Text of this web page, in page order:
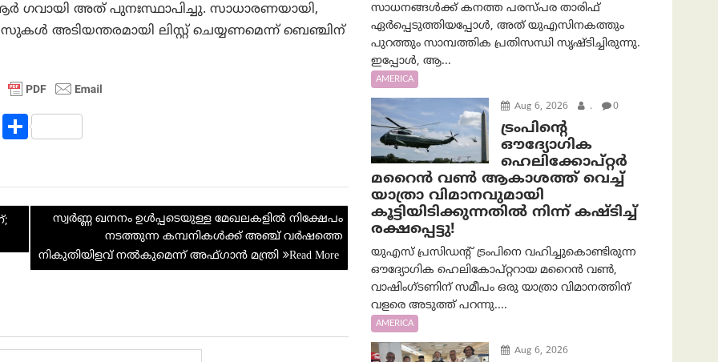
ഗവായി അത് പുനഃസ്ഥാപിച്ചു. സാധാരണയായി,
അടിയന്തരമായി ലിസ്റ്റ് ചെയ്യണമെന്ന് ബെഞ്ചിന്
R S
e
സ്വർണ്ണ ഖനനം ഉള്‍പ്പടെയുള്ള മേഖലകളില്‍ നിക്ഷേപം
നടത്തുന്ന കമ്പനികള്‍ക്ക് അഞ്ച് വര്‍ഷത്തെ
നികുതിയിളവ് നല്‍കുമെന്ന് അഫ്ഗാന്‍ മന്ത്രി
സാധനങ്ങൾക്ക് കനത്ത പരസ്പര താരിഫ്
ഏർപ്പെടുത്തിയപ്പോൾ, അത് യുഎസിനകത്തും
പുറത്തും സാമ്പത്തിക പ്രതിസന്ധി സൃഷ്ടിച്ചിരുന്നു.
ഇപ്പോൾ, ആ...
AMERICA
Aug 6, 2026 . 0
ട്രം‌പിന്റെ
ഔദ്യോഗിക
ഹെലിക്കോപ്റ്റര്‍
മറൈന്‍ വണ്‍ ആകാശത്ത് വെച്ച്
യാത്രാ വിമാനവുമായി
കൂട്ടിയിടിക്കുന്നതിൽ നിന്ന് കഷ്ടിച്ച്
രക്ഷപ്പെട്ടു!
യുഎസ് പ്രസിഡന്റ് ട്രംപിനെ വഹിച്ചുകൊണ്ടിരുന്ന
ഔദ്യോഗിക ഹെലികോപ്റ്ററായ മറൈൻ വൺ,
വാഷിംഗ്ടണിന് സമീപം ഒരു യാത്രാ വിമാനത്തിന്
വളരെ അടുത്ത് പറന്നു....
AMERICA
Aug 6, 2026